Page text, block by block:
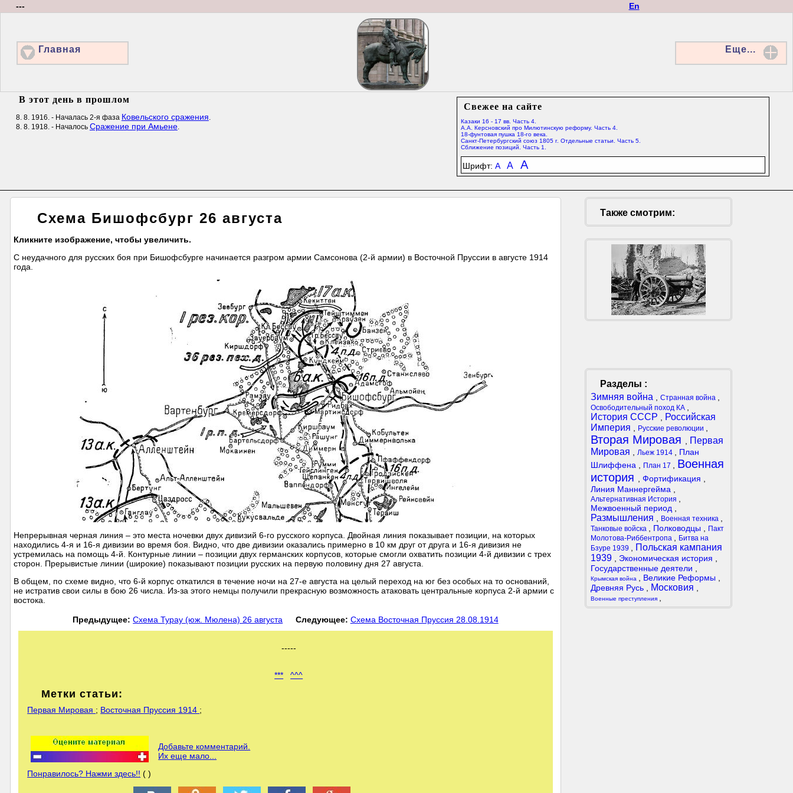
En
---
Главная Еще...
Свежее на сайте
Казаки 16 - 17 вв. Часть 4.
А.А. Керсновский про Милютинскую реформу. Часть 4.
18-фунтовая пушка 18-го века.
Санкт-Петербургский союз 1805 г. Отдельные статьи. Часть 5.
Сближение позиций. Часть 1.
Шрифт:A A A
В этот день в прошлом
8. 8. 1916. - Началась 2-я фаза Ковельского сражения.
8. 8. 1918. - Началось Сражение при Амьене.
Схема Бишофсбург 26 августа
Кликните изображение, чтобы увеличить.
С неудачного для русских боя при Бишофсбурге начинается разгром армии Самсонова (2-й армии) в Восточной Пруссии в августе 1914
года.
Непрерывная черная линия – это места ночевки двух дивизий 6-го русского корпуса. Двойная линия показывает позиции, на которых
находились 4-я и 16-я дивизии во время боя. Видно, что две дивизии оказались примерно в 10 км друг от друга и 16-я дивизия не
устремилась на помощь 4-й. Контурные линии – позиции двух германских корпусов, которые смогли охватить позиции 4-й дивизии с трех
сторон. Прерывистые линии (широкие) показывают позиции русских на первую половину дня 27 августа.
В общем, по схеме видно, что 6-й корпус откатился в течение ночи на 27-е августа на целый переход на юг без особых на то оснований,
не истратив свои силы в бою 26 числа. Из-за этого немцы получили прекрасную возможность атаковать центральные корпуса 2-й армии с
востока.
Предыдущее: Схема Турау (юж. Мюлена) 26 августа Следующее: Схема Восточная Пруссия 28.08.1914
-----
*** ^^^
Метки статьи:
Первая Мировая ; Восточная Пруссия 1914 ;
Добавьте комментарий.
Их еще мало...
Понравилось? Нажми здесь!! ( )
Также смотрим:
Разделы :
Зимняя война
Странная война
Освободительный поход КА
История СССР
Российская
Империя
Русские революции
Вторая Мировая
Первая
Мировая
Льеж 1914
План
Шлиффена
План 17
Военная
история
Фортификация
Линия Маннергейма
Альтернативная История
Межвоенный период
Размышления Военная техника
Танковые войска Полководцы
Пакт
Молотова-Риббентропа
Битва на
Бзуре 1939
Польская кампания
1939
Экономическая история
Государственные деятели
Крымская война Великие Реформы
Древняя Русь
Московия
Военные преступления